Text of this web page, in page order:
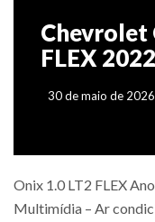
Chevrolet
FLEX 2022
30 de maio de 2026
Onix 1.0 LT2 FLEX
Multimídia – Ar